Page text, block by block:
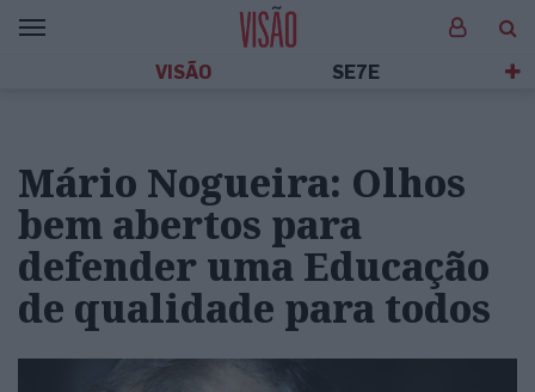
VISÃO SE7E
Mário Nogueira: Olhos
bem abertos para
defender uma Educação
de qualidade para todos